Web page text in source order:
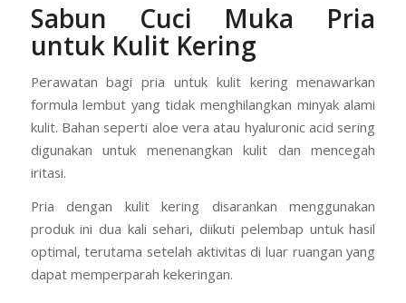
Sabun Cuci Muka Pria
untuk Kulit Kering
Perawatan bagi pria untuk kulit kering menawarkan
formula lembut yang tidak menghilangkan minyak alami
kulit. Bahan seperti aloe vera atau hyaluronic acid sering
digunakan untuk menenangkan kulit dan mencegah
iritasi.
Pria dengan kulit kering disarankan menggunakan
produk ini dua kali sehari, diikuti pelembap untuk hasil
optimal, terutama setelah aktivitas di luar ruangan yang
dapat memperparah kekeringan.